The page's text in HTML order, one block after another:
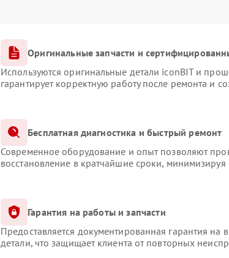
Оригинальные запчасти и
Используются оригинальные детали iconBIT и
гарантирует корректную работу после ремонта и
Бесплатная диагностика и быстрый ремонт
Современное оборудование и опыт позволяют
восстановление в кратчайшие сроки, минимизируя
Гарантия на работы и запчасти
Предоставляется документированная гарантия
детали, что защищает клиента от повторных